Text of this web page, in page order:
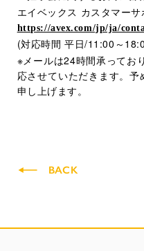
エイベックス カスタマーサ
https://avex.com/jp/ja/
(対応時間 平日/11:00 ～
※メールは24時間承ってお
応させていただきます。
申し上げます。
BACK